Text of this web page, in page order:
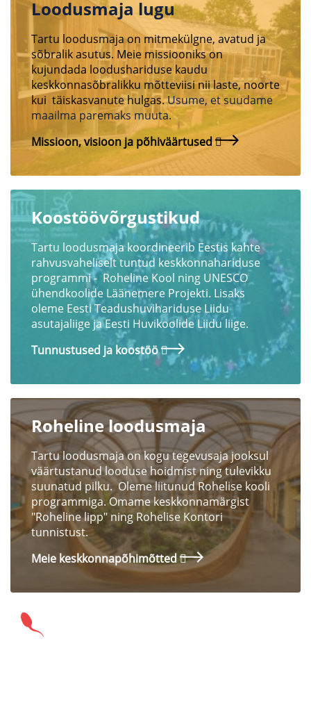
Loodusmaja lugu
Tartu loodusmaja on mitmekülgne, avatud ja
sõbralik asutus. Meie missiooniks on
kujundada loodushariduse kaudu
keskkonnasõbralikku mõtteviisi nii laste, noorte
kui täiskasvanute hulgas.Usume, et suudame
maailma paremaks muuta.
Missioon, visioon ja põhiväärtused
Koostöövõrgustikud
Tartu loodusmaja koordineerib Eestis kahte
rahvusvaheliselt tuntud keskkonnahariduse
programmi - Roheline Kool ning UNESCO
ühendkoolide Läänemere Projekti. Lisaks
oleme Eesti Teadushuvihariduse Liidu
asutajaliige ja Eesti Huvikoolide Liidu liige.
Tunnustused ja koostöö
Roheline loodusmaja
Tartu loodusmaja on kogu tegevusaja jooksul
väärtustanud looduse hoidmist ning tulevikku
suunatud pilku. Oleme liitunud Rohelise kooli
programmiga. Omame keskkonnamärgist
"Roheline lipp" ning Rohelise Kontori
tunnistust.
Meie keskkonnapõhimõtted